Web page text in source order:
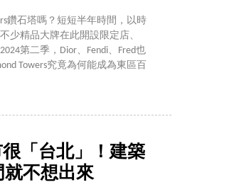
鑽石塔嗎？短短半年時間，以時
少精品大牌在此開設限定店、
第二季，Dior、Fendi、Fred也
Towers究竟為何能成為東區百
很「台北」！建築
就不想出來